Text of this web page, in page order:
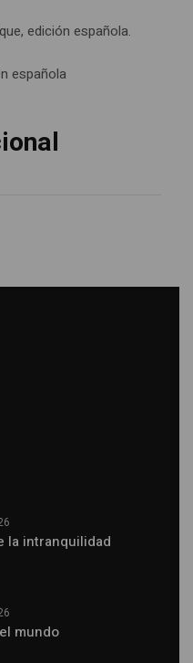
edición española.
española
la intranquilidad
mundo